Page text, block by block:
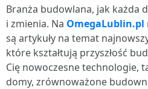
Branża budowlana, jak każda
i zmienia. Na OmegaLublin.pl
są artykuły na temat
które kształtują przyszłość
Cię nowoczesne technologie,
domy, zrównoważone